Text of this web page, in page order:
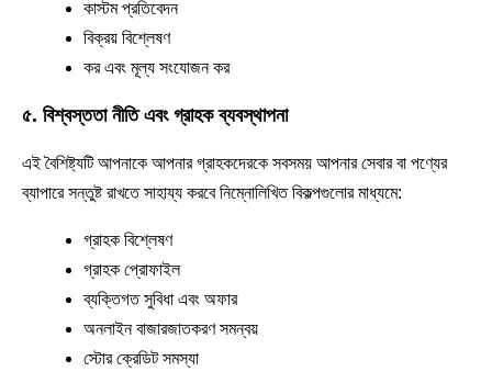
কাস্টম প্রতিবেদন
বিক্রয় বিশ্লেষণ
কর এবং মূল্য সংযোজন কর
৫. বিশ্বস্ততা নীতি এবং গ্রাহক ব্যবস্থাপনা
এই বৈশিষ্ট্যটি আপনাকে আপনার গ্রাহকদেরকে সবসময় আপনার সেবার বা পণ্যের
ব্যাপারে সন্তুষ্ট রাখতে সাহায্য করবে নিম্নোলিখিত বিকল্পগুলোর মাধ্যমে:
গ্রাহক বিশ্লেষণ
গ্রাহক প্রোফাইল
ব্যক্তিগত সুবিধা এবং অফার
অনলাইন বাজারজাতকরণ সমন্বয়
স্টোর ক্রেডিট সমস্যা